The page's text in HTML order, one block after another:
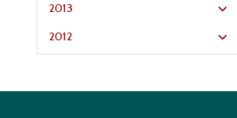
2013
2012